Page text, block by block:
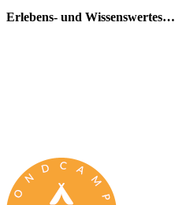
Erlebens- und Wissenswertes…